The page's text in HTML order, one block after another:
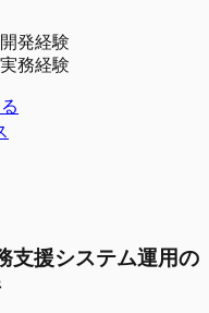
発経験
務経験
支援システム運用の